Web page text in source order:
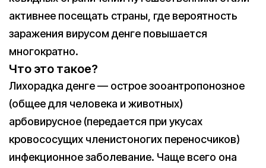
активнее посещать страны, где вероятность
заражения вирусом денге повышается
многократно.
Что это такое?
Лихорадка денге — острое зооантропонозное
(общее для человека и животных)
арбовирусное (передается при укусах
кровососущих членистоногих переносчиков)
инфекционное заболевание. Чаще всего она